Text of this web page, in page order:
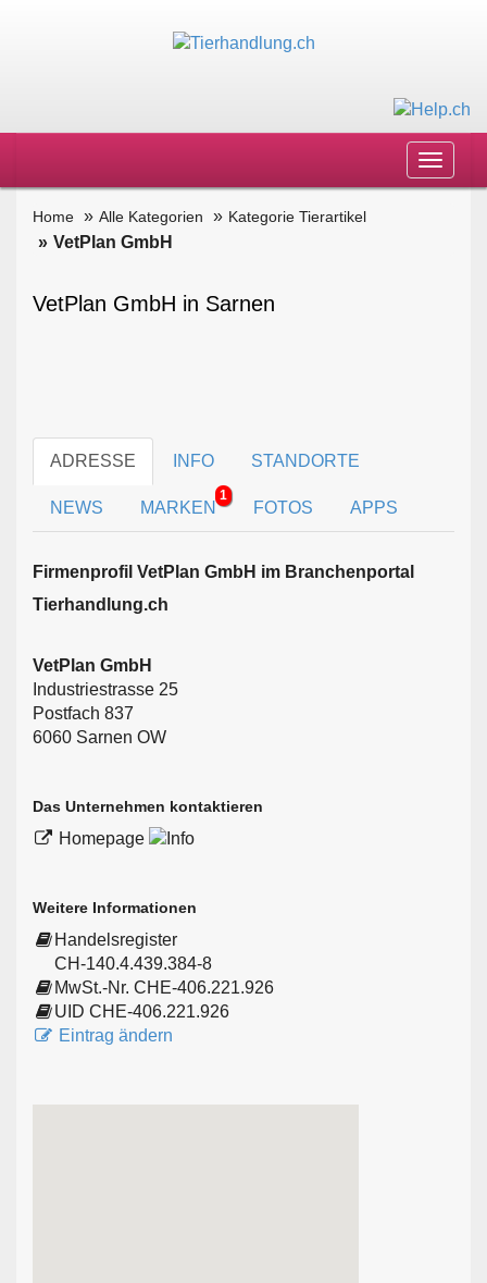
Toggle
Home Alle Kategorien Kategorie Tierartikel
VetPlan GmbH
VetPlan GmbH in Sarnen
ADRESSE INFO STANDORTE
NEWS MARKEN
1
FOTOS APPS
Firmen­profil VetPlan GmbH im Branchen­portal
Tierhandlung.ch
VetPlan GmbH
Industriestrasse 25
Postfach 837
6060 Sarnen OW
Das Unternehmen kontaktieren
Homepage
Weitere Informationen
Handelsregister
CH-140.4.439.384-8
MwSt.-Nr. CHE-406.221.926
UID CHE-406.221.926
Eintrag ändern